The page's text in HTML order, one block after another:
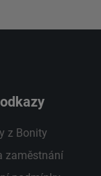
z Bonity
zaměstnání